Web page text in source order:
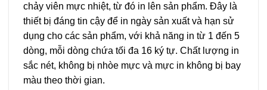
chảy viên mực nhiệt, từ đó in lên sản phẩm. Đây là
thiết bị đáng tin cậy để in ngày sản xuất và hạn sử
dụng cho các sản phẩm, với khả năng in từ 1 đến 5
dòng, mỗi dòng chứa tối đa 16 ký tự. Chất lượng in
sắc nét, không bị nhòe mực và mực in không bị bay
màu theo thời gian.